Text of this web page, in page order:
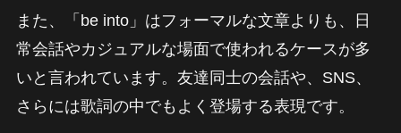
また、「be into」はフォーマルな文章よりも、日
常会話やカジュアルな場面で使われるケースが多
いと言われています。友達同士の会話や、SNS、
さらには歌詞の中でもよく登場する表現です。